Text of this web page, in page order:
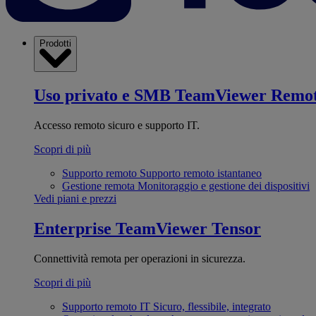
Prodotti
Uso privato e SMB TeamViewer
Accesso remoto sicuro e supporto IT.
Scopri di più
Supporto remoto Supporto remoto istantaneo
Gestione remota Monitoraggio e gestione dei dispositivi
Vedi piani e prezzi
Enterprise TeamViewer Tensor
Connettività remota per operazioni in sicurezza.
Scopri di più
Supporto remoto IT Sicuro, flessibile, integrato